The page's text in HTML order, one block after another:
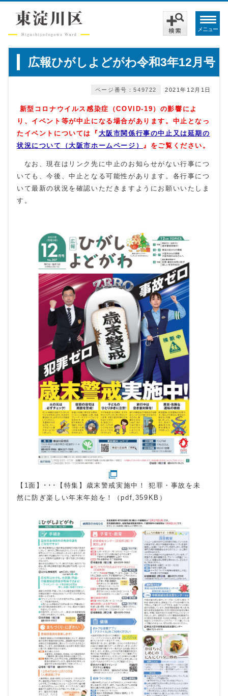
メニュー
広報ひがしよどがわ令和3年12月号
2021年12月1日
ページ番号：549722
新型コロナウイルス感染症（COVID‐19）の影響によ
り 、イベント等が中止になる場合があります。 中止となっ
たイベントについては『 大阪市関係行事の中止又は延期の
状況について（大阪市ホームページ） 』をご覧ください。
なお、現在はリンク先に中止のお知らせがない行事につ
いても、今後、中止となる可能性があります。各行事につ
いて最新の状況を確認いただきますようにお願いいたしま
す。
【1面】･･･【特集】歳末警戒実施中！ 犯罪・事故を未
然に防ぎ楽しい年末年始を！（pdf,359KB）